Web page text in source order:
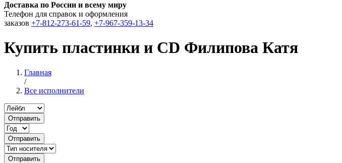
Доставка по России и всему миру
Телефон для справок и оформления
заказов +7-812-273-61-59, +7-967-359-13-34
Купить пластинки и CD Филипова Катя
Главная
/
Все исполнители
Отправить
Отправить
Отправить